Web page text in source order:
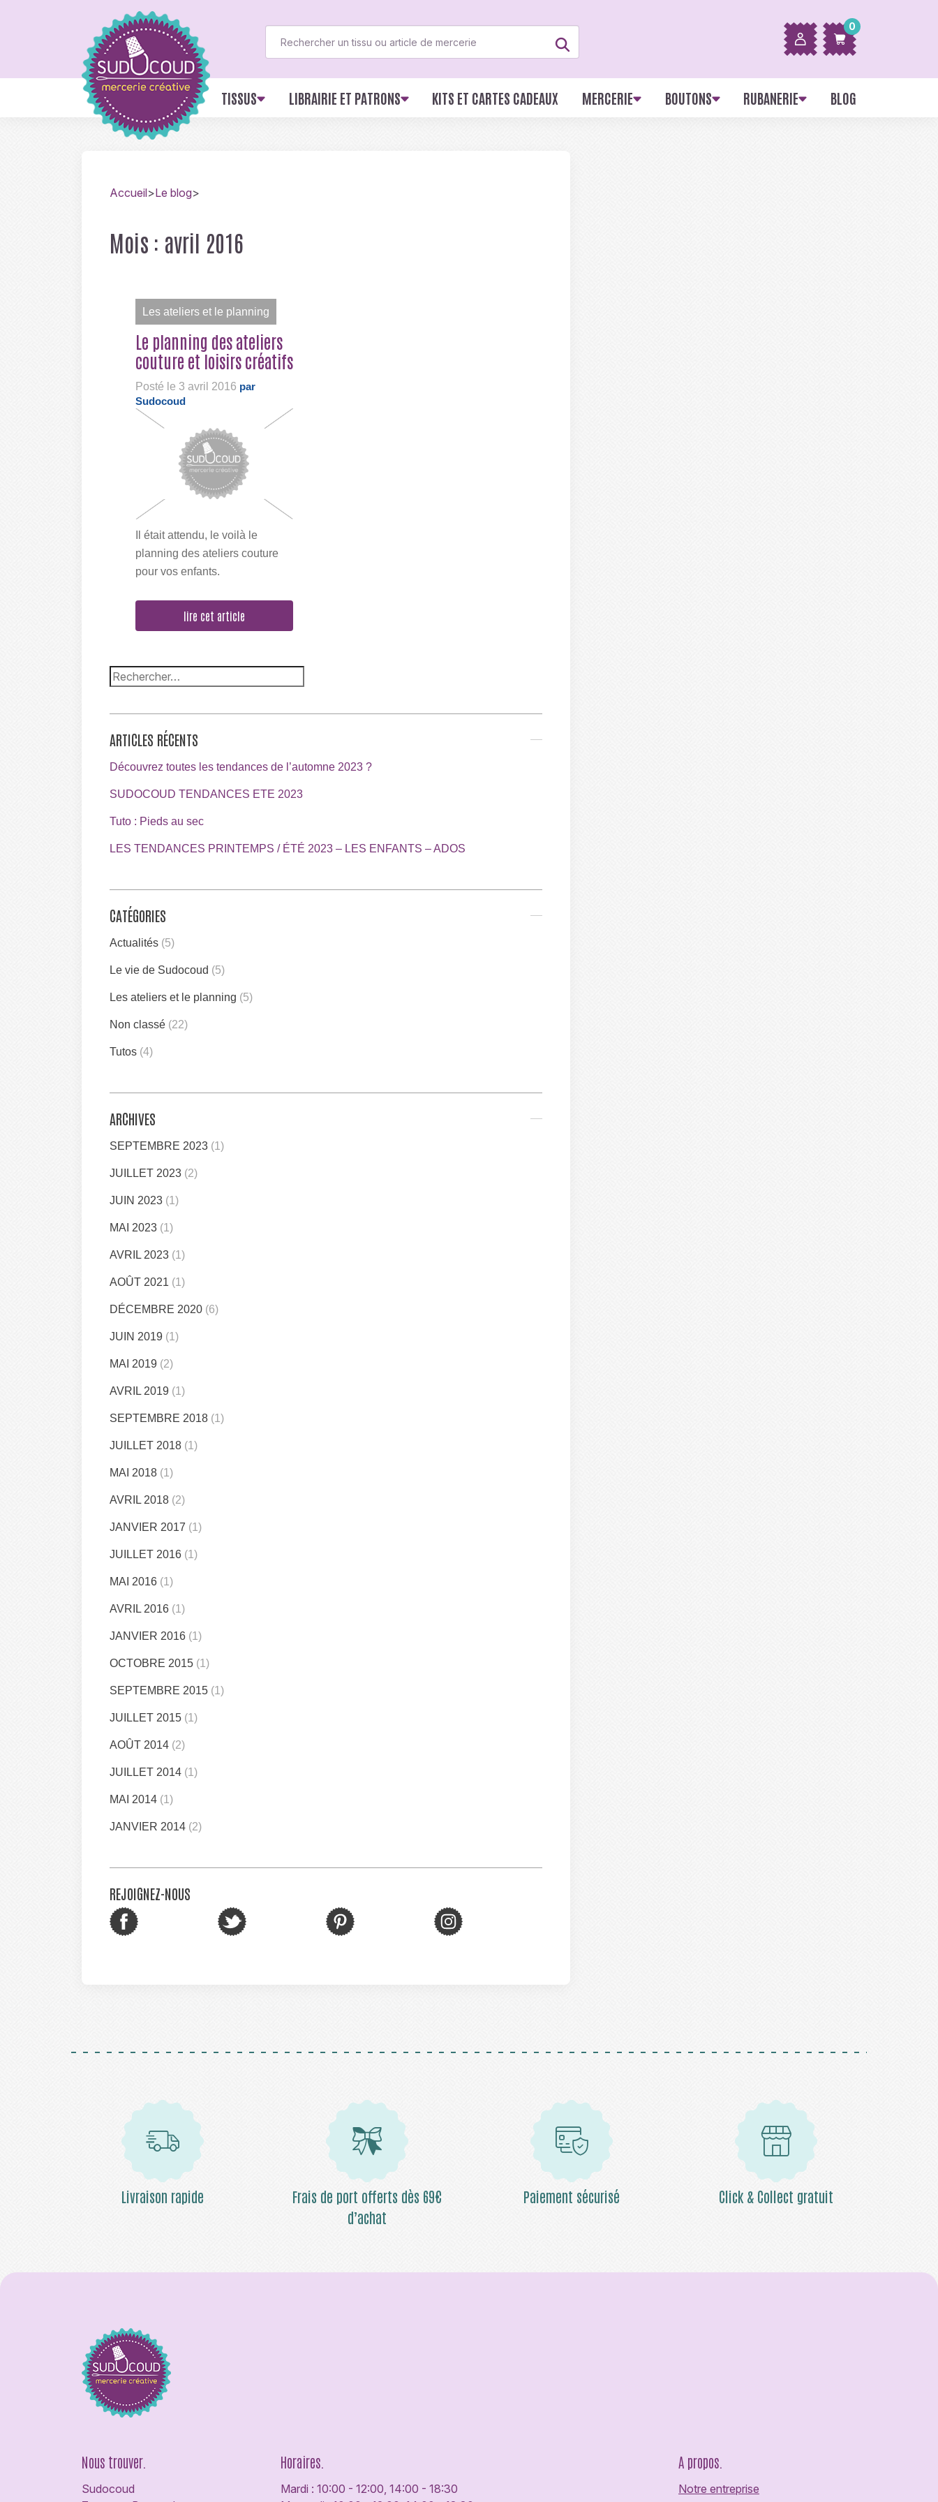
0
TISSUS LIBRAIRIE ET PATRONS KITS ET CARTES CADEAUX MERCERIE BOUTONS RUBANERIE BLOG
Accueil>Le blog>
Mois : avril 2016
Les ateliers et le planning
Le planning des ateliers
couture et loisirs créatifs
Posté le 3 avril 2016 par
Sudocoud
Il était attendu, le voilà le
planning des ateliers couture
pour vos enfants.
lire cet article
ARTICLES RÉCENTS
Découvrez toutes les tendances de l’automne 2023 ?
SUDOCOUD TENDANCES ETE 2023
Tuto : Pieds au sec
LES TENDANCES PRINTEMPS / ÉTÉ 2023 – LES ENFANTS – ADOS
CATÉGORIES
Actualités (5)
Le vie de Sudocoud (5)
Les ateliers et le planning (5)
Non classé (22)
Tutos (4)
ARCHIVES
SEPTEMBRE 2023 (1)
JUILLET 2023 (2)
JUIN 2023 (1)
MAI 2023 (1)
AVRIL 2023 (1)
AOÛT 2021 (1)
DÉCEMBRE 2020 (6)
JUIN 2019 (1)
MAI 2019 (2)
AVRIL 2019 (1)
SEPTEMBRE 2018 (1)
JUILLET 2018 (1)
MAI 2018 (1)
AVRIL 2018 (2)
JANVIER 2017 (1)
JUILLET 2016 (1)
MAI 2016 (1)
AVRIL 2016 (1)
JANVIER 2016 (1)
OCTOBRE 2015 (1)
SEPTEMBRE 2015 (1)
JUILLET 2015 (1)
AOÛT 2014 (2)
JUILLET 2014 (1)
MAI 2014 (1)
JANVIER 2014 (2)
REJOIGNEZ-NOUS
Livraison rapide
Frais de port offerts dès 69€
d’achat
Paiement sécurisé Click & Collect gratuit
Nous trouver.
Sudocoud
Horaires.
Mardi : 10:00 - 12:00, 14:00 - 18:30
A propos.
Notre entreprise